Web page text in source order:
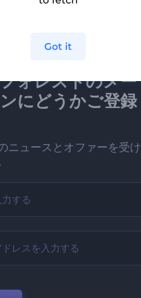
ォレストのメー
にどうかご登録
ニュースとオファーを受け
Got it